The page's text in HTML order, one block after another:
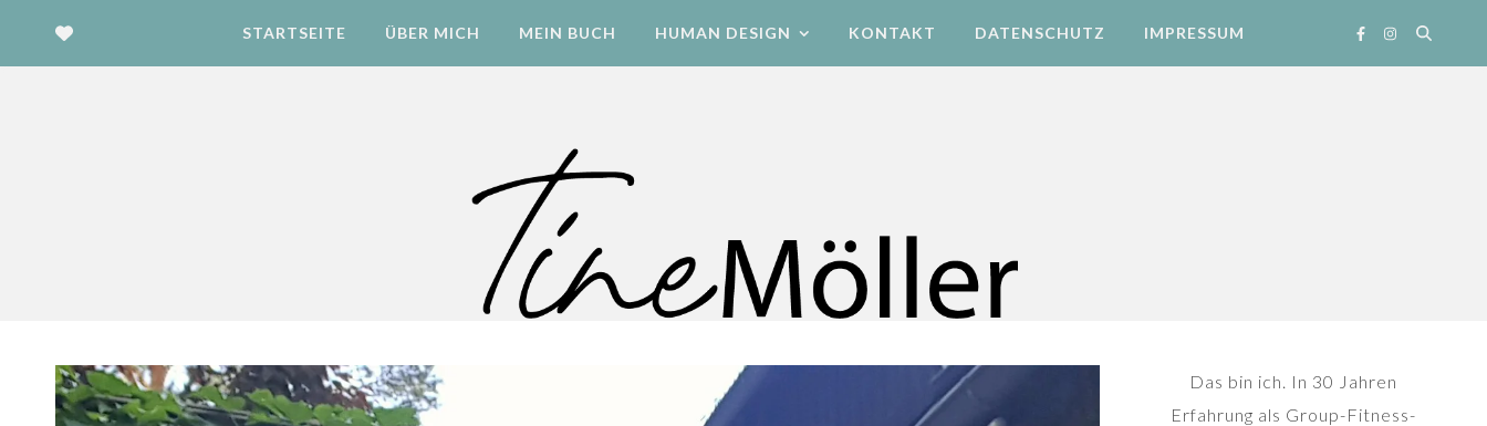
STARTSEITE ÜBER MICH MEIN BUCH HUMAN DESIGN KONTAKT DATENSCHUTZ IMPRESSUM
Human Design Energetik & Bewegung
Das bin ich. In 30 Jahren
Erfahrung als Group-Fitness-